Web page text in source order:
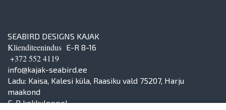
SEABIRD DESIGNS KAJAK
Klienditeenindus E-R 8-16
+372 552 4119
info@kajak-seabird.ee
Ladu: Kaisa, Kalesi küla, Raasiku vald 75207, Harju
maakond
E-R kokkuleppel